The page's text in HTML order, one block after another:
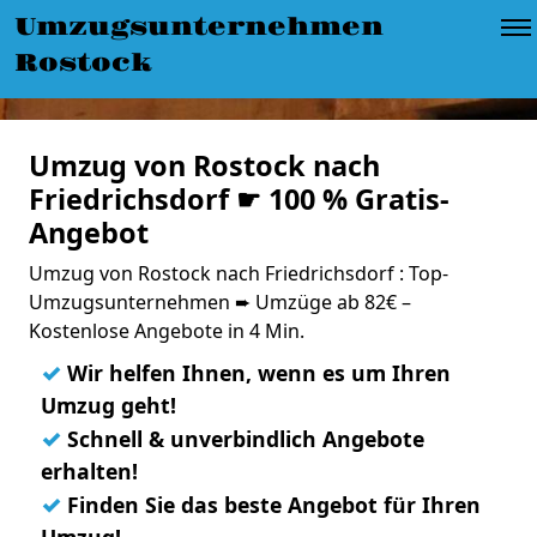
Umzugsunternehmen
Rostock
Umzug von Rostock nach
Friedrichsdorf ☛ 100 % Gratis-
Angebot
Umzug von Rostock nach Friedrichsdorf : Top-
Umzugsunternehmen ➨ Umzüge ab 82€ –
Kostenlose Angebote in 4 Min.
✓ Wir helfen Ihnen, wenn es um Ihren
Umzug geht!
✓ Schnell & unverbindlich Angebote
erhalten!
✓ Finden Sie das beste Angebot für Ihren